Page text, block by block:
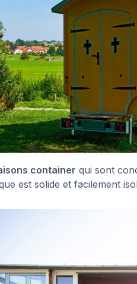
container qui sont
est solide et facilement